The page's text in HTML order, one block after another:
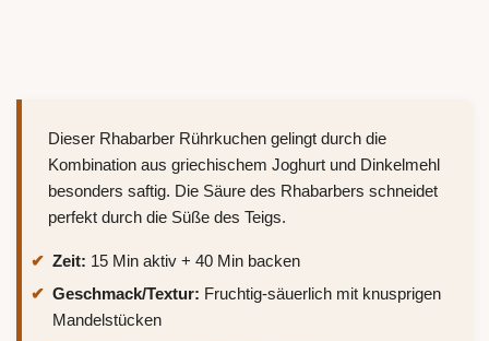
Dieser Rhabarber Rührkuchen gelingt durch die
Kombination aus griechischem Joghurt und Dinkelmehl
besonders saftig. Die Säure des Rhabarbers schneidet
perfekt durch die Süße des Teigs.
Zeit: 15 Min aktiv + 40 Min backen
Geschmack/Textur: Fruchtig-säuerlich mit knusprigen
Mandelstücken